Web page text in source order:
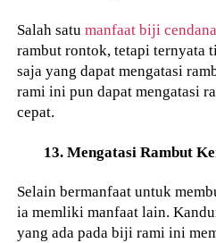
Salah satumanfaat biji cendana
rambut rontok, tetapi ternyata
saja yang dapat mengatasi
rami ini pun dapat mengatasi
cepat.
13. Mengatasi Rambut
Selain bermanfaat untuk
ia memliki manfaat lain.
yang ada pada biji rami ini